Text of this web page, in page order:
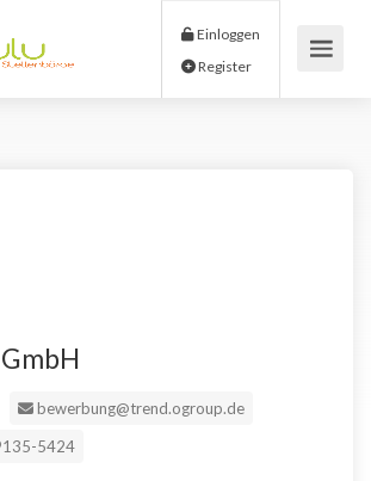
Einloggen
bewerbung@trend.ogroup.de
5424